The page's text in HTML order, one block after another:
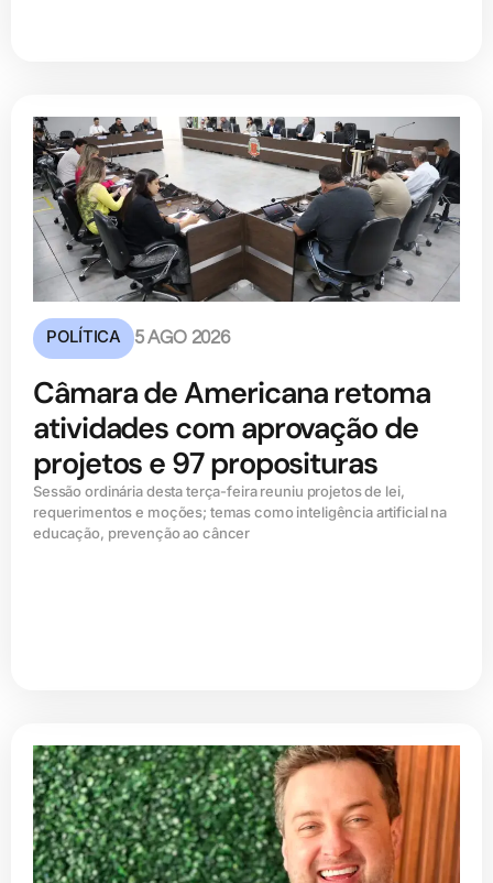
POLÍTICA 5 AGO 2026
Câmara de Americana retoma
atividades com aprovação de
projetos e 97 proposituras
Sessão ordinária desta terça-feira reuniu projetos de lei,
requerimentos e moções; temas como inteligência artificial na
educação, prevenção ao câncer